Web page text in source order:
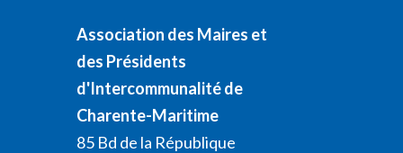
Association des Maires et
des Présidents
d'Intercommunalité de
Charente-Maritime
85 Bd de la République